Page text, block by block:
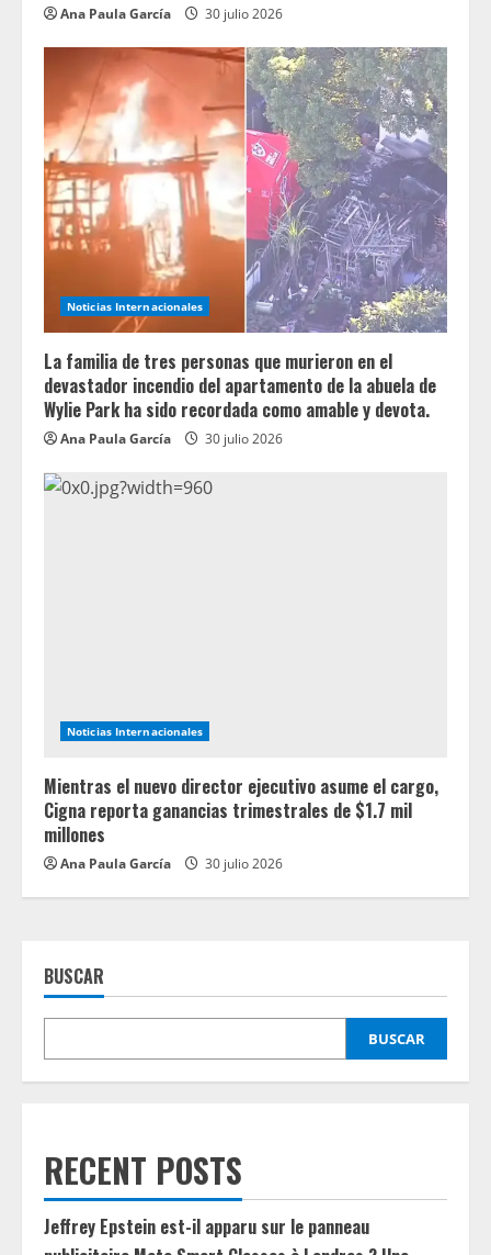
Ana Paula García 30 julio 2026
Noticias Internacionales
La familia de tres personas que murieron en el
devastador incendio del apartamento de la abuela de
Wylie Park ha sido recordada como amable y devota.
Ana Paula García 30 julio 2026
Noticias Internacionales
Mientras el nuevo director ejecutivo asume el cargo,
Cigna reporta ganancias trimestrales de $1.7 mil
millones
Ana Paula García 30 julio 2026
BUSCAR
BUSCAR
RECENT POSTS
Jeffrey Epstein est-il apparu sur le panneau